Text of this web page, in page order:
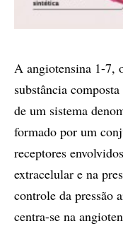
A angiotensina 1-7,
substância
de um sistema
formado por um
receptores
extracelular e na
controle da pressão
centra-se na